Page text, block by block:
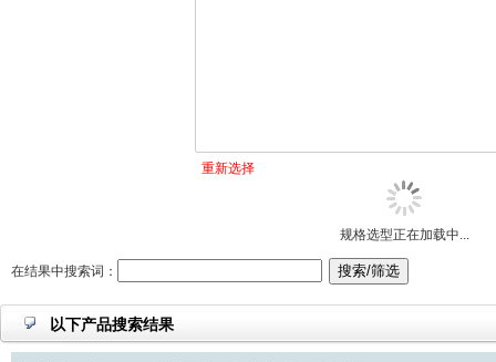
重新选择
规格选型正在加载中...
在结果中搜索词：
以下产品搜索结果